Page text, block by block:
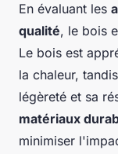
En évaluant les
qualité, le bois
Le bois est
la chaleur,
légèreté et sa
matériaux
minimiser